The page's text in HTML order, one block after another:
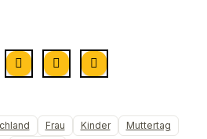
Frau Kinder
Muttertag